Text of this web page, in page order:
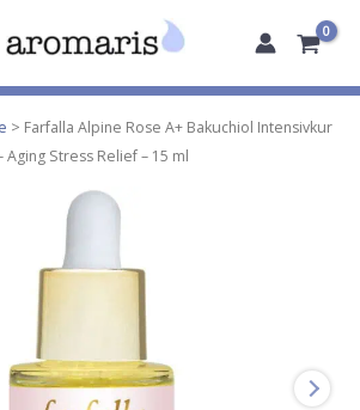
> Farfalla Alpine Rose A+ Bakuchiol Intensivkur
Aging Stress Relief – 15 ml